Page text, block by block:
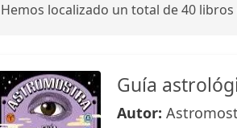
Hemos localizado un total de 40
Guía
Autor: